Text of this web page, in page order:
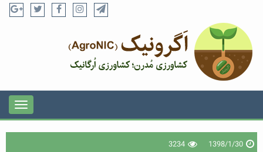
1398/1/30
3234